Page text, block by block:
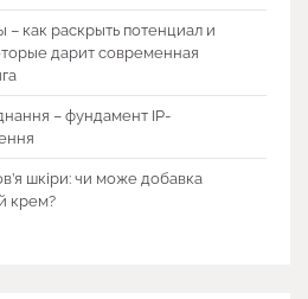
– как раскрыть потенциал и
дарит современная
– фундамент IP-
шкіри: чи може добавка
крем?